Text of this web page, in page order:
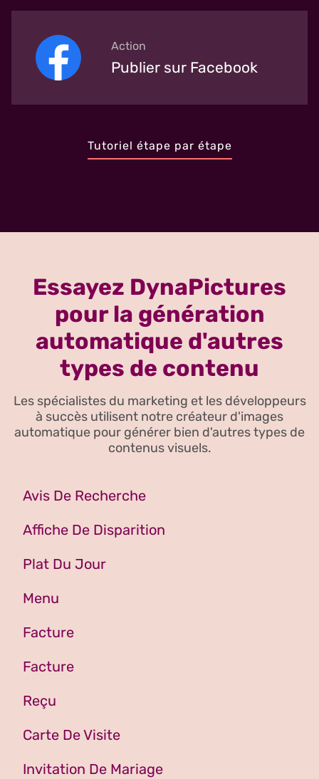
Action
Publier sur Facebook
Tutoriel étape par étape
Essayez DynaPictures
pour la génération
automatique d'autres
types de contenu
Les spécialistes du marketing et les développeurs
à succès utilisent notre créateur d'images
automatique pour générer bien d'autres types de
contenus visuels.
Avis De Recherche
Affiche De Disparition
Plat Du Jour
Menu
Facture
Facture
Reçu
Carte De Visite
Invitation De Mariage